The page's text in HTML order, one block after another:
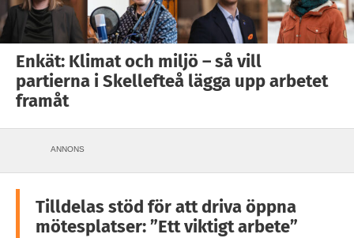
Enkät: Klimat och miljö – så vill
partierna i Skellefteå lägga upp arbetet
framåt
ANNONS
Tilldelas stöd för att driva öppna
mötesplatser: ”Ett viktigt arbete”